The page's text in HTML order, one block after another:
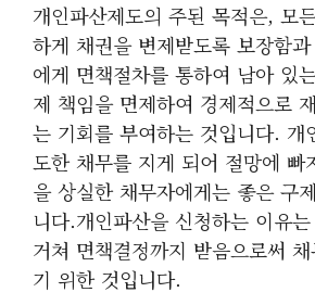
개인파산제도의 주된 목적은, 모
하게 채권을 변제받도록 보장함
에게 면책절차를 통하여 남아 있
제 책임을 면제하여 경제적으로
는 기회를 부여하는 것입니다. 개
도한 채무를 지게 되어 절망에 빠
을 상실한 채무자에게는 좋은 구
니다.개인파산을 신청하는 이유
거쳐 면책결정까지 받음으로써
기 위한 것입니다.